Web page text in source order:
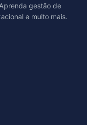
gestão de
e muito mais.